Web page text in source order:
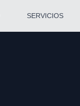
SERVICIOS